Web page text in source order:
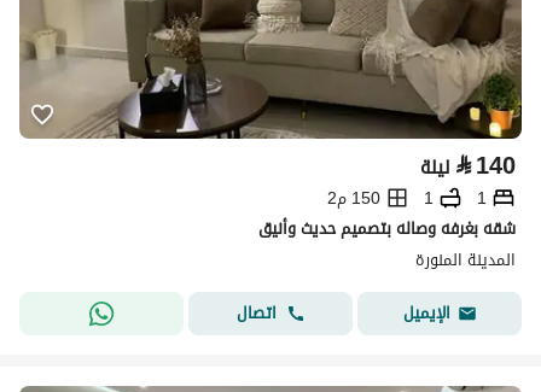
⃁140 ليلة
1
1
150 م2
شقه بغرفه وصاله بتصميم حديث وأنيق
المدينة المنورة
الإيميل
اتصال